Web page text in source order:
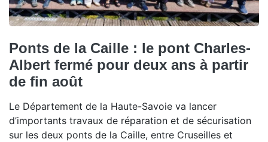
Ponts de la Caille : le pont Charles-
Albert fermé pour deux ans à partir
de fin août
Le Département de la Haute-Savoie va lancer
d’importants travaux de réparation et de sécurisation
sur les deux ponts de la Caille, entre Cruseilles et